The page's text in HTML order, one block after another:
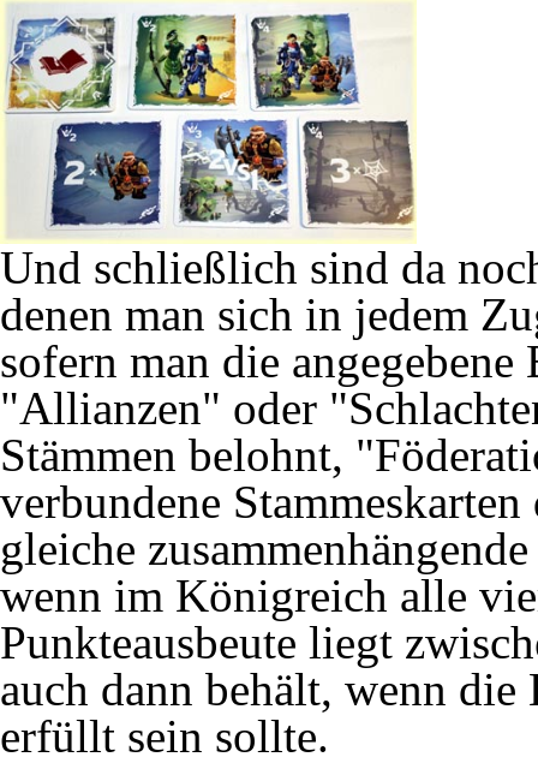
Und schließlich sind da
denen man sich in jedem
sofern man die
"Allianzen" oder
Stämmen belohnt,
verbundene
gleiche
wenn im Königreich alle
Punkteausbeute liegt
auch dann behält, wenn
erfüllt sein sollte.